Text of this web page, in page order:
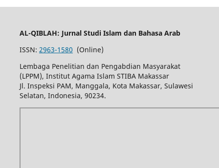
AL-QIBLAH: Jurnal Studi Islam dan Bahasa Arab
ISSN: 2963-1580 (Online)
Lembaga Penelitian dan Pengabdian Masyarakat
(LPPM), Institut Agama Islam STIBA Makassar
Jl. Inspeksi PAM, Manggala, Kota Makassar, Sulawesi
Selatan, Indonesia, 90234.